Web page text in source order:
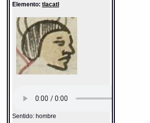
Elemento: tlacatl
Sentido: hombre